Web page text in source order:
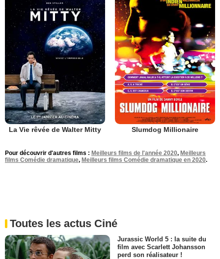
La Vie rêvée de Walter Mitty Slumdog Millionaire
Pour découvrir d'autres films : Meilleurs films de l'année 2020, Meilleurs
films Comédie dramatique, Meilleurs films Comédie dramatique en 2020.
Toutes les actus Ciné
Jurassic World 5 : la suite du
film avec Scarlett Johansson
perd son réalisateur !